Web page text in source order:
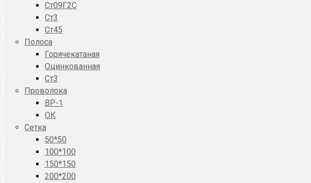
Ст09Г2С
Ст3
Ст45
Полоса
Горячекатаная
Оцинкованная
Ст3
Проволока
ВР-1
ОК
Сетка
50*50
100*100
150*150
200*200